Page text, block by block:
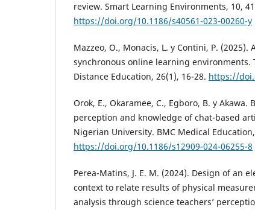
review. Smart Learning Environments, 10,
https://doi.org/10.1186/s40561-023-00260-y
Mazzeo, O., Monacis, L. y Contini, P. (2025).
synchronous online learning environments.
Distance Education, 26(1), 16-28. https://
Orok, E., Okaramee, C., Egboro, B. y Akawa.
perception and knowledge of chat-based
Nigerian University. BMC Medical
https://doi.org/10.1186/s12909-024-06255-8
Perea-Matins, J. E. M. (2024). Design of an
context to relate results of physical
analysis through science teachers’